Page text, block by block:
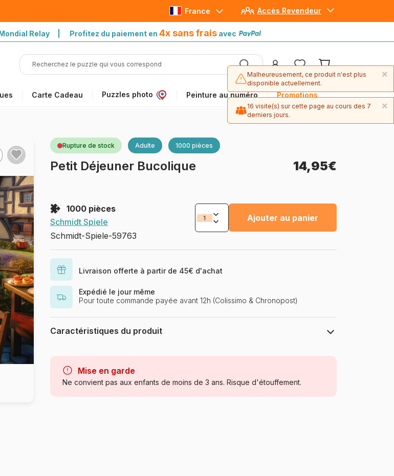
Accès Revendeur
France
Relay | Profitez du paiement en 4x sans frais avec
Carte Cadeau Puzzles photo Peinture au numéro Promotions
avec Paypal
Rupture de stock Adulte 1000 pièces
Petit Déjeuner Bucolique 14,95€
1000 pièces
Schmidt Spiele
Schmidt-Spiele-59763
Ajouter au panier
Livraison offerte à partir de 45€ d'achat
Expédié le jour même
Pour toute commande payée avant 12h (Colissimo & Chronopost)
Caractéristiques du produit
Catégorie
Age
Puzzle pour Adultes (500 à 48.000
Mise en garde
Ne convient pas aux enfants de moins de 3 ans. Risque d'étouffement.
×
Malheureusement, ce produit n'est plus
disponible actuellement.
×
16 visite(s) sur cette page au cours des 7
derniers jours.